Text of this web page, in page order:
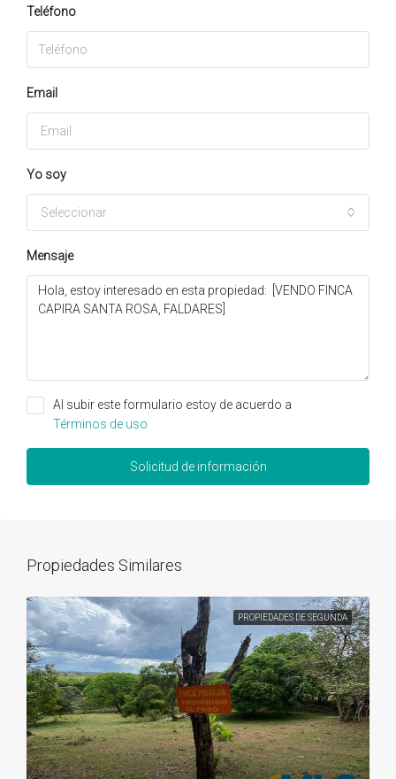
Teléfono
Email
Yo soy
Seleccionar
Mensaje
Al subir este formulario estoy de acuerdo a
Términos de uso
Solicitud de información
Propiedades Similares
PROPIEDADES DE SEGUNDA